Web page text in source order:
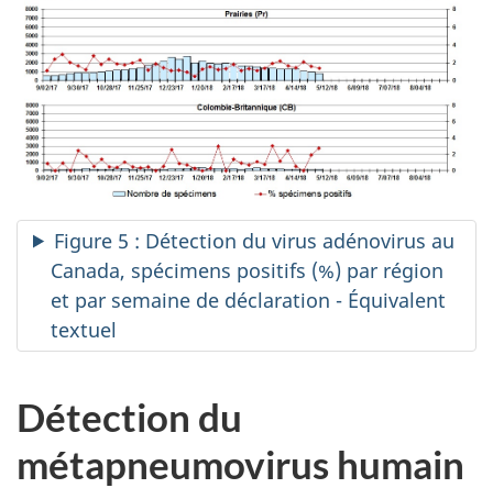
Figure 5 : Détection du virus adénovirus au
Canada, spécimens positifs (%) par région
et par semaine de déclaration - Équivalent
textuel
Détection du
métapneumovirus humain